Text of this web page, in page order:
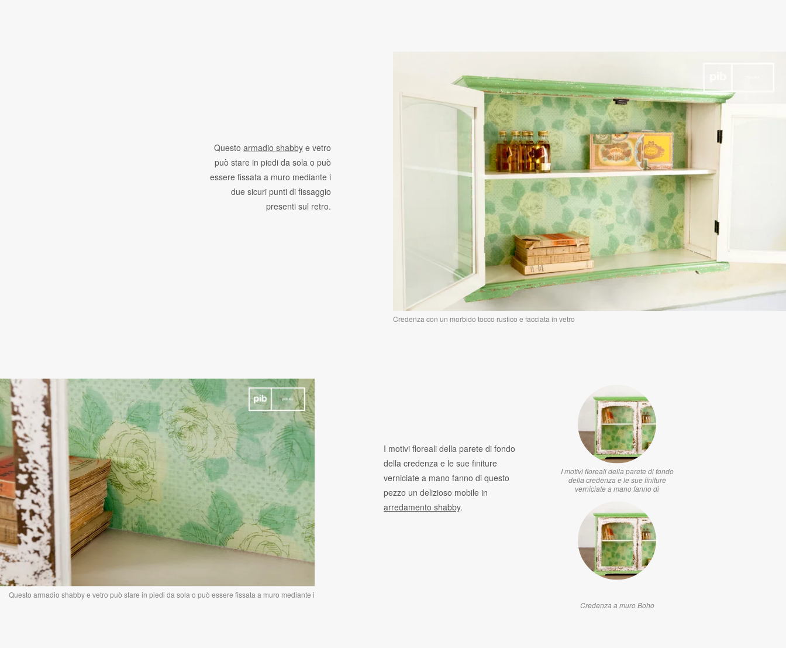
Credenza con un morbido tocco rustico e facciata in vetro
Questo armadio shabby e vetro
può stare in piedi da sola o può
essere fissata a muro mediante i
due sicuri punti di fissaggio
presenti sul retro.
Questo armadio shabby e vetro può stare in piedi da sola o può essere fissata a muro mediante i
I motivi floreali della parete di fondo
della credenza e le sue finiture
verniciate a mano fanno di questo
pezzo un delizioso mobile in
arredamento shabby.
I motivi floreali della parete di fondo
della credenza e le sue finiture
verniciate a mano fanno di
Credenza a muro Boho